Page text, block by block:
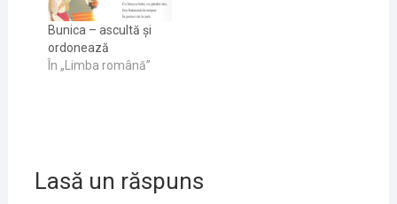
Bunica – ascultă și
ordonează
În „Limba română”
Lasă un răspuns